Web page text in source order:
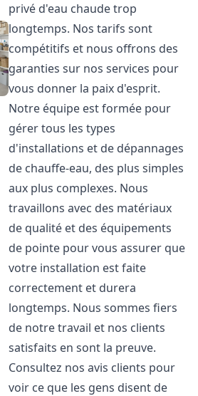
privé d'eau chaude trop
longtemps. Nos tarifs sont
compétitifs et nous offrons des
garanties sur nos services pour
vous donner la paix d'esprit.
Notre équipe est formée pour
gérer tous les types
d'installations et de dépannages
de chauffe-eau, des plus simples
aux plus complexes. Nous
travaillons avec des matériaux
de qualité et des équipements
de pointe pour vous assurer que
votre installation est faite
correctement et durera
longtemps. Nous sommes fiers
de notre travail et nos clients
satisfaits en sont la preuve.
Consultez nos avis clients pour
voir ce que les gens disent de